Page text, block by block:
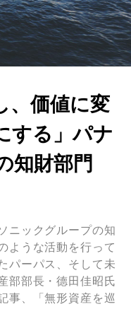
、価値に変
する」パナ
知財部門
ニックグループの知
ような活動を行って
パーパス、そして未
部部長・德田佳昭氏
事、「無形資産を巡